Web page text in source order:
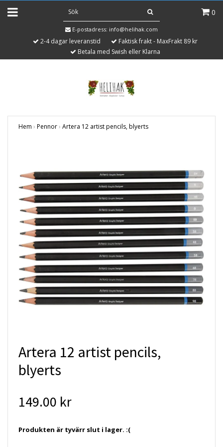
0
E-postadress: info@helihak.com
2-4 dagar leveranstid
Faktisk frakt - MaxFrakt 89 kr
Betala med Swish eller Klarna
Hem › Pennor› Artera 12 artist pencils, blyerts
Artera 12 artist pencils,
blyerts
149.00 kr
Produkten är tyvärr slut i lager. :(